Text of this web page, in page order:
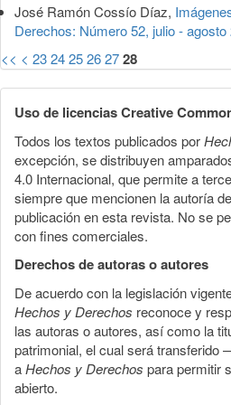
José Ramón Cossío Díaz,
Derechos: Número 52, julio - agosto
<< < 232425262728
Uso de licencias Creative
Todos los textos publicados por
excepción, se distribuyen
4.0 Internacional, que permite a
siempre que mencionen la autoría
publicación en esta revista. No se
con fines comerciales.
Derechos de autoras o autores
De acuerdo con la legislación
Hechos y Derechos reconoce y
las autoras o autores, así como la
patrimonial, el cual será
aHechos y Derechos para permitir
abierto.